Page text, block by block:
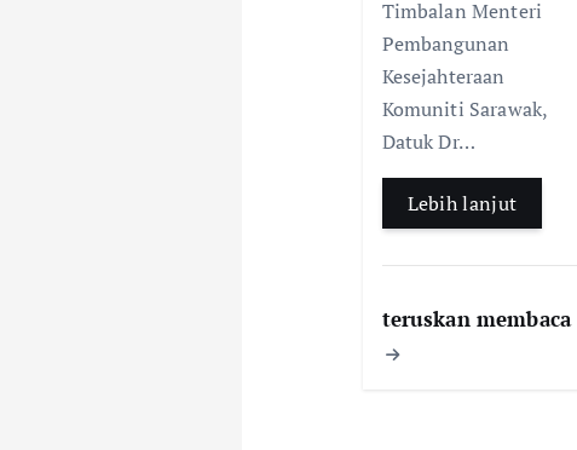
Timbalan Menteri
Pembangunan
Kesejahteraan
Komuniti Sarawak,
Datuk Dr…
Lebih lanjut
teruskan membaca